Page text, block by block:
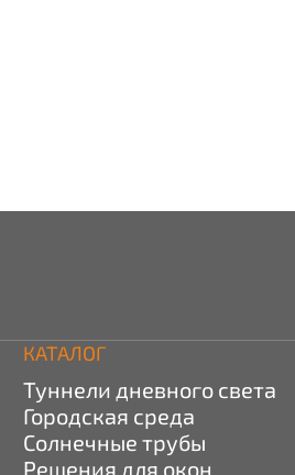
КАТАЛОГ
Туннели дневного света
Городская среда
Солнечные трубы
Решения для окон